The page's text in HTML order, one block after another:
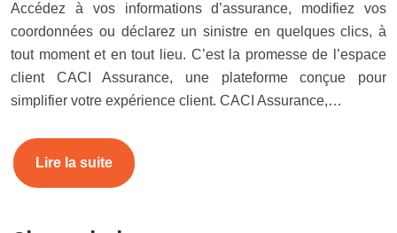
Accédez à vos informations d’assurance, modifiez vos
coordonnées ou déclarez un sinistre en quelques clics, à
tout moment et en tout lieu. C’est la promesse de l’espace
client CACI Assurance, une plateforme conçue pour
simplifier votre expérience client. CACI Assurance,…
Lire la suite